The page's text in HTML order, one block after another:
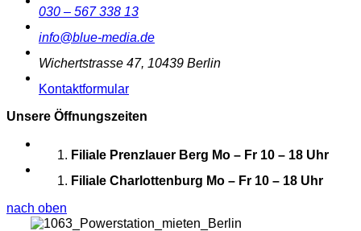
030 – 567 338 13
info@blue-media.de
Wichertstrasse 47, 10439 Berlin
Kontaktformular
Unsere Öffnungszeiten
Filiale Prenzlauer Berg Mo – Fr 10 – 18 Uhr
Filiale Charlottenburg Mo – Fr 10 – 18 Uhr
nach oben